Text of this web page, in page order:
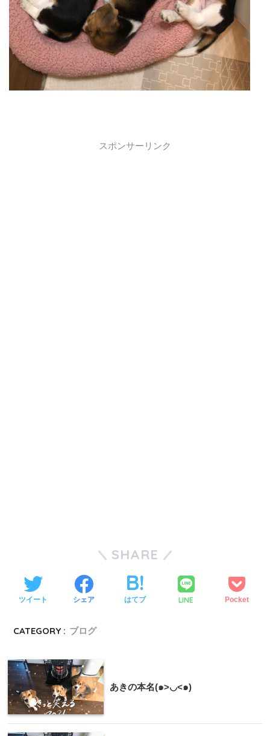
スポンサーリンク
SHARE
ツイート シェア はてブ LINE Pocket
CATEGORY : ブログ
あきの本名(๑>◡<๑)